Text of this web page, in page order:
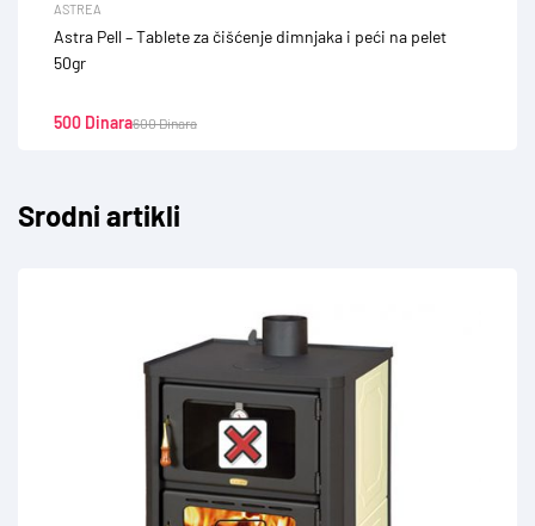
ASTREA
Astra Pell – Tablete za čišćenje dimnjaka i peći na pelet
50gr
600Dinara
500 Dinara
Srodni artikli